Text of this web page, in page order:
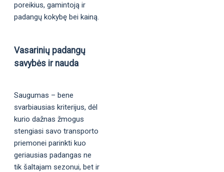
poreikius, gamintoją ir
padangų kokybę bei kainą.
Vasarinių padangų
savybės ir nauda
Saugumas – bene
svarbiausias kriterijus, dėl
kurio dažnas žmogus
stengiasi savo transporto
priemonei parinkti kuo
geriausias padangas ne
tik šaltajam sezonui, bet ir